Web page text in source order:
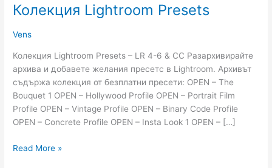
Колекция Lightroom Presets
Vens
Колекция Lightroom Presets – LR 4-6 & CC Разархивирайте
архива и добавете желания пресетс в Lightroom. Архивът
съдържа колекция от безплатни пресети: OPEN – The
Bouquet 1 OPEN – Hollywood Profile OPEN – Portrait Film
Profile OPEN – Vintage Profile OPEN – Binary Code Profile
OPEN – Concrete Profile OPEN – Insta Look 1 OPEN – […]
Presets
Read More »